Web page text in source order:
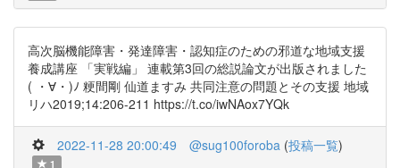
高次脳機能障害・発達障害・認知症のための邪道な地域支援
養成講座 「実戦編」 連載第3回の総説論文が出版されました
( ・∀・)ﾉ 粳間剛 仙道ますみ 共同注意の問題とその支援 地域
リハ2019;14:206-211 https://t.co/iwNAox7YQk
2022-11-28 20:00:49 @sug100foroba (投稿一覧)
1